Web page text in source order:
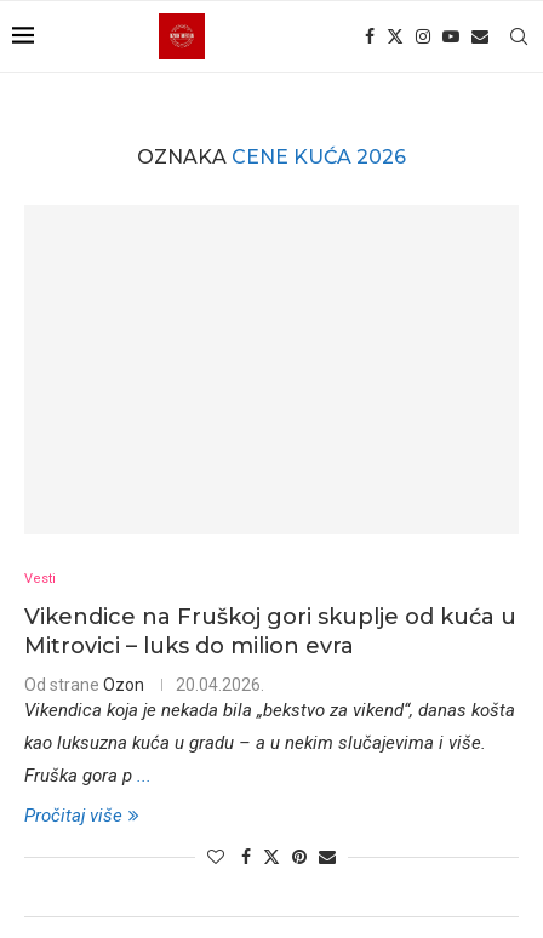
OZNAKA CENE KUĆA 2026
Vesti
Vikendice na Fruškoj gori skuplje od kuća u
Mitrovici – luks do milion evra
Od strane Ozon 20.04.2026.
Vikendica koja je nekada bila „bekstvo za vikend“, danas košta
kao luksuzna kuća u gradu – a u nekim slučajevima i više.
Fruška gora p ...
Pročitaj više